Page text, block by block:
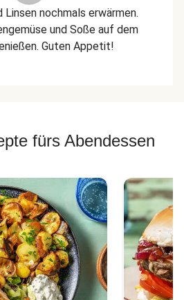
nochmals erwärmen.
und Soße auf dem
Guten Appetit!
fürs Abendessen